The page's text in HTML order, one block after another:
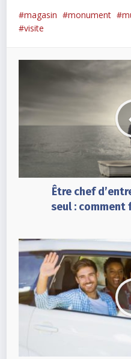
magasin monument
visite
Être chef
seul : comment